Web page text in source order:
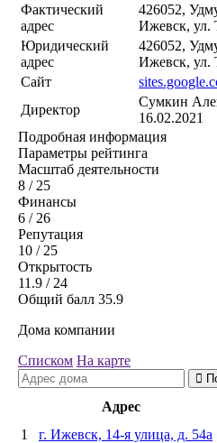
Фактический
адрес
426052,
Ижевск, ул.
Юридический
адрес
426052,
Ижевск, ул.
Сайт
Директор
Сумкин
16.02.2021
Подробная информация
Параметры рейтинга
Масштаб деятельности
8 / 25
Финансы
6 / 26
Репутация
10 / 25
Открытость
11.9 / 24
Общий балл 35.9
Дома компании
Списком На карте
Адрес
1
г. Ижевск, 14-я улица, д. 54а